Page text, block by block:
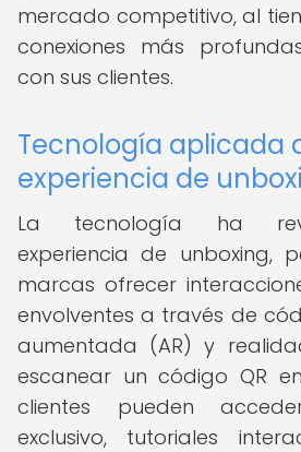
mercado competitivo, al
conexiones más
con sus clientes.
Tecnología aplicada
experiencia de
La tecnología ha
experiencia de unboxing,
marcas ofrecer
envolventes a través de
aumentada (AR) y
escanear un código QR
clientes pueden
exclusivo, tutoriales